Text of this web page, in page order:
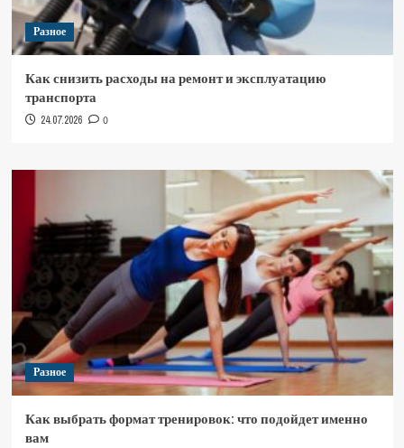
Разное
Как снизить расходы на ремонт и эксплуатацию
транспорта
24.07.2026 0
Разное
Как выбрать формат тренировок: что подойдет именно
вам